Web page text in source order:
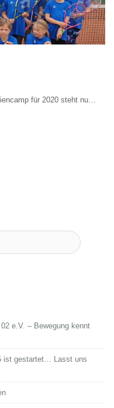
für 2020 steht nu…
e.V. – Bewegung kennt
ist gestartet… Lasst uns